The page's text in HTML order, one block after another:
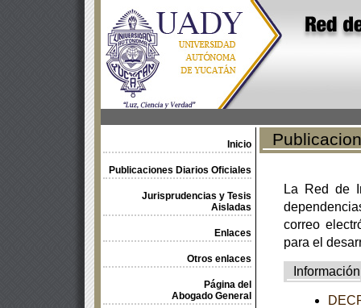
Inicio
Publicaciones Diarios Oficiales
Jurisprudencias y Tesis
Aisladas
Enlaces
Otros enlaces
Página del
Abogado General
La Red de
correo
para el
Información